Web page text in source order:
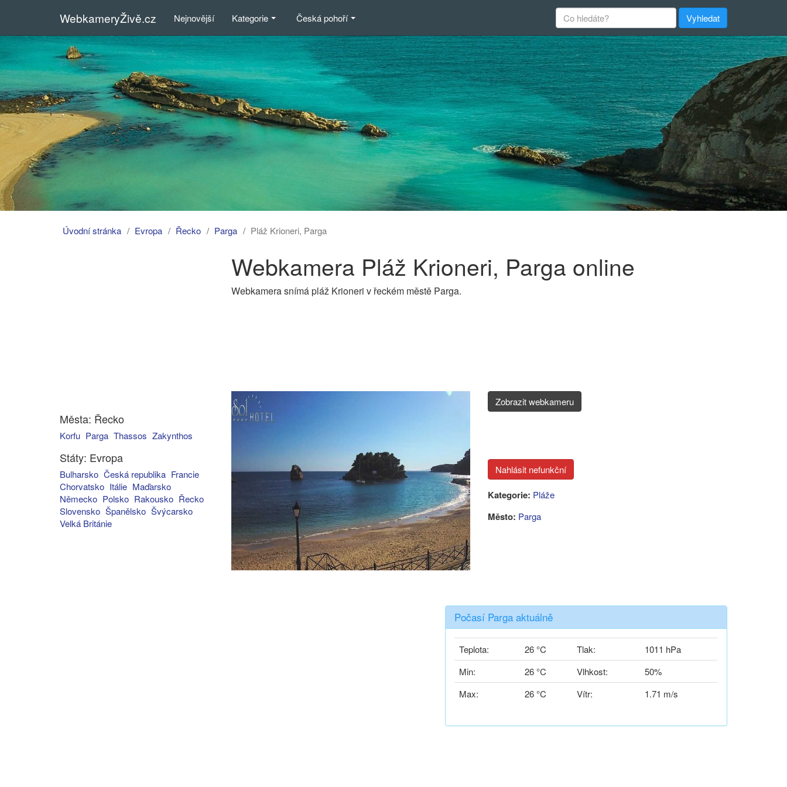
WebkameryŽivě.cz Nejnovější Kategorie Česká pohoří
Úvodní stránka Evropa Řecko Parga Pláž Krioneri, Parga
Města: Řecko
Korfu Parga Thassos Zakynthos
Státy: Evropa
Bulharsko Česká republika Francie
Chorvatsko Itálie Maďarsko
Německo Polsko Rakousko Řecko
Slovensko Španělsko Švýcarsko
Velká Británie
Webkamera Pláž Krioneri, Parga online
Webkamera snímá pláž Krioneri v řeckém městě Parga.
Zobrazit webkameru
Kategorie: Pláže
Město: Parga
Počasí Parga aktuálně
Teplota: 26 °C Tlak:
1011 hPa
Min:
26 °C Vlhkost:
50%
Max:
26 °C Vítr: 1.71 m/s